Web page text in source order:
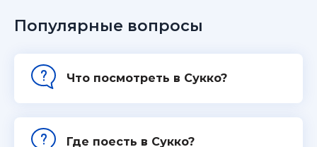
Популярные вопросы
Что посмотреть в Сукко?
Где поесть в Сукко?